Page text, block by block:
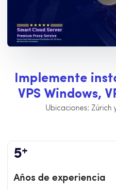
Implemente inst
VPS Windows, V
Ubicaciones: Zúrich
5+
Años de experiencia